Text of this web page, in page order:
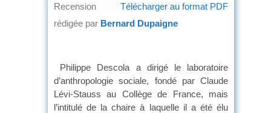
Télécharger au format PDF
Recension
rédigée par Bernard Dupaigne
Philippe Descola a dirigé le laboratoire
d’anthropologie sociale, fondé par Claude
Lévi-Stauss au Collège de France, mais
l’intitulé de la chaire à laquelle il a été élu